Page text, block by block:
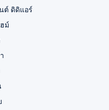
ต์ ดิดิแอร์
ม์